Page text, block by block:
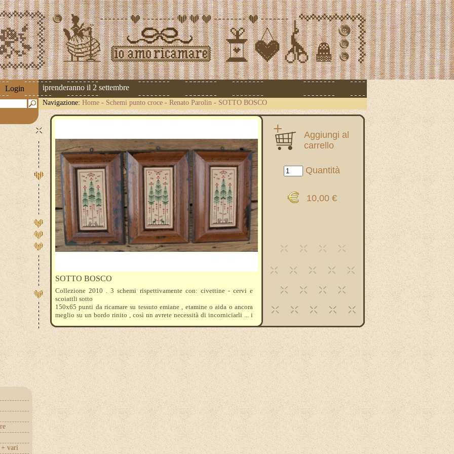
Login riprenderanno il 2 settembre
Navigazione: Home - Schemi punto croce - Renato Parolin - SOTTO BOSCO
+ vari
Aggiungi al
carrello
Quantità
10,00 €
SOTTO BOSCO
Collezione 2010 . 3 schemi rispettivamente con: civettine - cervi e
scoiattli sotto
150x65 punti da ricamare su tessuto emiane , etamine o aida o ancora
meglio su un bordo rinito , così nn avrete necessità di incorniciarli ... i
3371-522-3363-520